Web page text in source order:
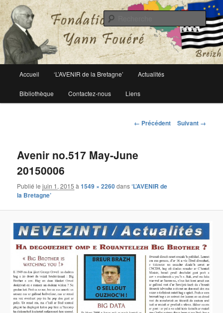
Fondation Yann Fouéré
Le site officiel de la fondation Yann Fouéré
principal
Aller
au
Accueil ‘L’AVENIR de la Bretagne’ Actualités
Bibliothèque Contactez-nous Liens
Navigation
← Précédent Suivant →
Avenir no.517 May-June
20150006
Publié lejuin 1, 2015 à1549 × 2260dans‘L’AVENIR de
la Bretagne’